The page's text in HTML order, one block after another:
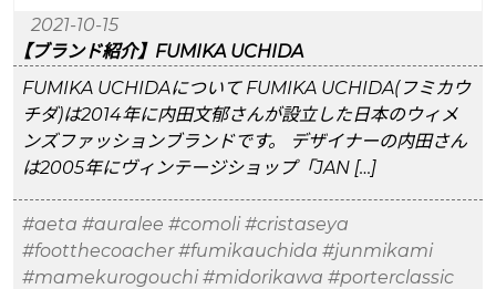
2021-10-15
【ブランド紹介】FUMIKA UCHIDA
FUMIKA UCHIDAについて FUMIKA UCHIDA(フミカウ
チダ)は2014年に内田文郁さんが設立した日本のウィメ
ンズファッションブランドです。 デザイナーの内田さん
は2005年にヴィンテージショップ「JAN […]
#aeta #auralee #comoli #cristaseya
#footthecoacher #fumikauchida #junmikami
#mamekurogouchi #midorikawa #porterclassic